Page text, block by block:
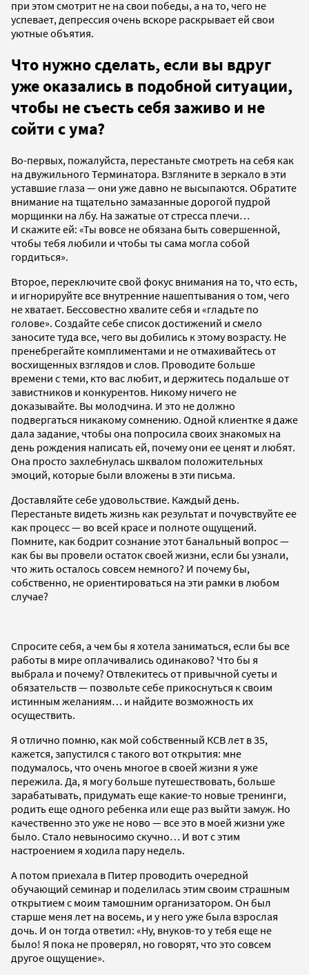
при этом смотрит не на свои победы, а на то, чего не
успевает, депрессия очень вскоре раскрывает ей свои
уютные объятия.
Что нужно сделать, если вы вдруг
уже оказались в подобной ситуации,
чтобы не съесть себя заживо и не
сойти с ума?
Во-первых, пожалуйста, перестаньте смотреть на себя как
на двужильного Терминатора. Взгляните в зеркало в эти
уставшие глаза — они уже давно не высыпаются. Обратите
внимание на тщательно замазанные дорогой пудрой
морщинки на лбу. На зажатые от стресса плечи…
И скажите ей: «Ты вовсе не обязана быть совершенной,
чтобы тебя любили и чтобы ты сама могла собой
гордиться».
Второе, переключите свой фокус внимания на то, что есть,
и игнорируйте все внутренние нашептывания о том, чего
не хватает. Бессовестно хвалите себя и «гладьте по
голове». Создайте себе список достижений и смело
заносите туда все, чего вы добились к этому возрасту. Не
пренебрегайте комплиментами и не отмахивайтесь от
восхищенных взглядов и слов. Проводите больше
времени с теми, кто вас любит, и держитесь подальше от
завистников и конкурентов. Никому ничего не
доказывайте. Вы молодчина. И это не должно
подвергаться никакому сомнению. Одной клиентке я даже
дала задание, чтобы она попросила своих знакомых на
день рождения написать ей, почему они ее ценят и любят.
Она просто захлебнулась шквалом положительных
эмоций, которые были вложены в эти письма.
Доставляйте себе удовольствие. Каждый день.
Перестаньте видеть жизнь как результат и почувствуйте ее
как процесс — во всей красе и полноте ощущений.
Помните, как бодрит сознание этот банальный вопрос —
как бы вы провели остаток своей жизни, если бы узнали,
что жить осталось совсем немного? И почему бы,
собственно, не ориентироваться на эти рамки в любом
случае?
Спросите себя, а чем бы я хотела заниматься, если бы все
работы в мире оплачивались одинаково? Что бы я
выбрала и почему? Отвлекитесь от привычной суеты и
обязательств — позвольте себе прикоснуться к своим
истинным желаниям… и найдите возможность их
осуществить.
Я отлично помню, как мой собственный КСВ лет в 35,
кажется, запустился с такого вот открытия: мне
подумалось, что очень многое в своей жизни я уже
пережила. Да, я могу больше путешествовать, больше
зарабатывать, придумать еще какие-то новые тренинги,
родить еще одного ребенка или еще раз выйти замуж. Но
качественно это уже не ново — все это в моей жизни уже
было. Стало невыносимо скучно… И вот с этим
настроением я ходила пару недель.
А потом приехала в Питер проводить очередной
обучающий семинар и поделилась этим своим страшным
открытием с моим тамошним организатором. Он был
старше меня лет на восемь, и у него уже была взрослая
дочь. И он тогда ответил: «Ну, внуков-то у тебя еще не
было! Я пока не проверял, но говорят, что это совсем
другое ощущение».